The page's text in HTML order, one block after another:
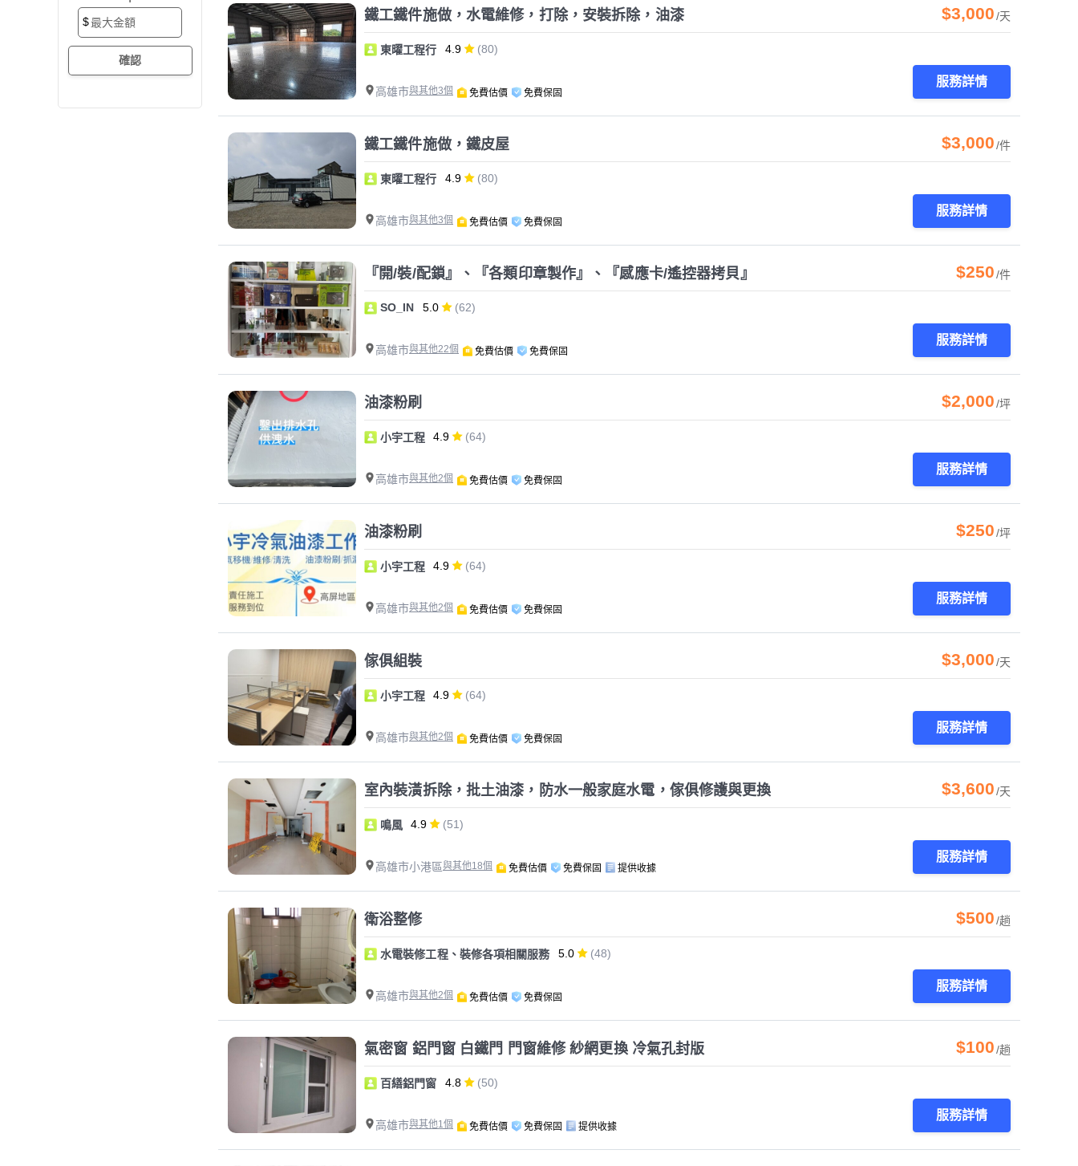
塑膠地板工程
實木地板
$ 鐵工鐵件施做，水電維修，打除，安裝拆除，油漆 $3,000/天
東曜工程行 4.9 (80)
高雄市與其他3個 免費估價 免費保固
服務詳情
鐵工鐵件施做，鐵皮屋 $3,000/件
東曜工程行 4.9 (80)
高雄市與其他3個 免費估價 免費保固
服務詳情
『開/裝/配鎖』、『各類印章製作』、『感應卡/遙控器拷貝』 $250/件
SO_IN 5.0 (62)
高雄市與其他22個 免費估價 免費保固
服務詳情
油漆粉刷 $2,000/坪
小宇工程 4.9 (64)
高雄市與其他2個 免費估價 免費保固
服務詳情
油漆粉刷 $250/坪
小宇工程 4.9 (64)
高雄市與其他2個 免費估價 免費保固
服務詳情
傢俱組裝 $3,000/天
小宇工程 4.9 (64)
高雄市與其他2個 免費估價 免費保固
服務詳情
室內裝潢拆除，批土油漆，防水一般家庭水電，傢俱修護與更換 $3,600/天
鳴風 4.9 (51)
高雄市小港區與其他18個 免費估價 免費保固 提供收據
服務詳情
衛浴整修 $500/趟
水電裝修工程、裝修各項相關服務 5.0 (48)
高雄市與其他2個 免費估價 免費保固
服務詳情
氣密窗 鋁門窗 白鐵門 門窗維修 紗網更換 冷氣孔封版 $100/趟
百繕鋁門窗 4.8 (50)
高雄市與其他1個 免費估價 免費保固 提供收據
服務詳情